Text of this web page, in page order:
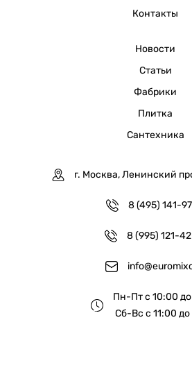
Контакты
Новости
Статьи
Фабрики
Плитка
Сантехника
г. Москва, Ленинский
8 (495) 141-
8 (995) 121-
Пн-Пт с 10:00
Сб-Вс с 11:00 до